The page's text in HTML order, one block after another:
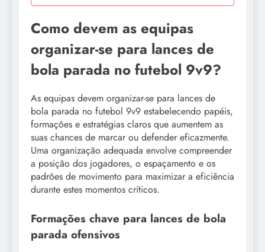
Como devem as equipas
organizar-se para lances de
bola parada no futebol 9v9?
As equipas devem organizar-se para lances de
bola parada no futebol 9v9 estabelecendo papéis,
formações e estratégias claros que aumentem as
suas chances de marcar ou defender eficazmente.
Uma organização adequada envolve compreender
a posição dos jogadores, o espaçamento e os
padrões de movimento para maximizar a eficiência
durante estes momentos críticos.
Formações chave para lances de bola
parada ofensivos